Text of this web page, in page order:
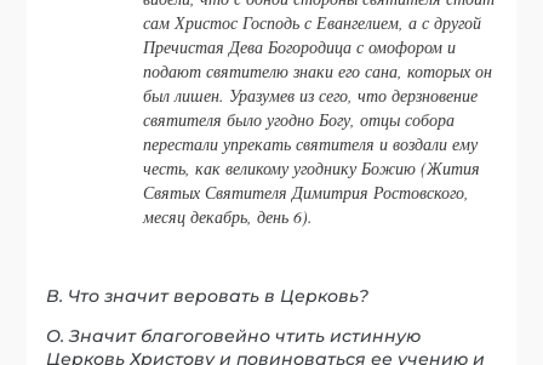
сам Христос Господь с Евангелием, а с другой
Пречистая Дева Богородица с омофором и
подают святителю знаки его сана, которых он
был лишен. Уразумев из сего, что дерзновение
святителя было угодно Богу, отцы собора
перестали упрекать святителя и воздали ему
честь, как великому угоднику Божию (Жития
Святых Святителя Димитрия Ростовского,
месяц декабрь, день 6).
В. Что значит веровать в Церковь?
О. Значит благоговейно чтить истинную
Церковь Христову и повиноваться ее учению и